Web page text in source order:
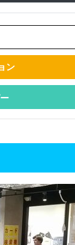
ン